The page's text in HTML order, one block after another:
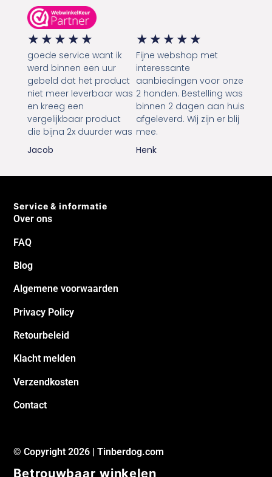
★ ★ ★ ★ ★
goede service want ik
werd binnen een uur
gebeld dat het product
niet meer leverbaar was
en kreeg een
vergelijkbaar product
die bijna 2x duurder was
Jacob
★ ★ ★ ★ ★
Fijne webshop met
interessante
aanbiedingen voor onze
2 honden. Bestelling was
binnen 2 dagen aan huis
afgeleverd. Wij zijn er blij
mee.
Henk
Service & informatie
Over ons
FAQ
Blog
Algemene voorwaarden
Privacy Policy
Retourbeleid
Klacht melden
Verzendkosten
Contact
© Copyright 2026 | Tinberdog.com
Betrouwbaar winkelen